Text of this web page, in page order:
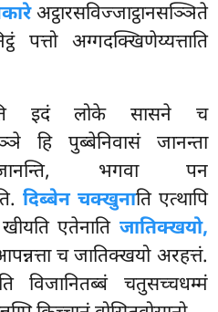
अट्ठारसविज्जाट्ठानसञ्ञिते
पत्तो अग्गदक्खिणेय्यत्ताति
इदं लोके सासने च
हि पुब्बेनिवासं जानन्ता
जानन्ति, भगवा पन
दिब्बेन चक्खुनाति एत्थापि
एतेनाति जातिक्खयो,
च जातिक्खयो अरहत्तं.
विजानितब्बं चतुसच्चधम्मं